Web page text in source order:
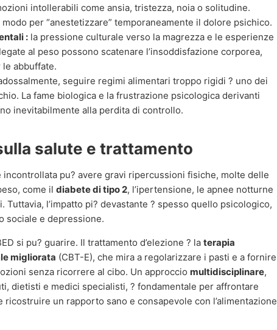
intollerabili come ansia, tristezza, noia o solitudine.
modo per “anestetizzare” temporaneamente il dolore psichico.
: la pressione culturale verso la magrezza e le esperienze
al peso possono scatenare l’insoddisfazione corporea,
le abbuffate.
seguire regimi alimentari troppo rigidi ? uno dei
La fame biologica e la frustrazione psicologica derivanti
inevitabilmente alla perdita di controllo.
salute e trattamento
incontrollata pu? avere gravi ripercussioni fisiche, molte delle
come il diabete di tipo 2, l’ipertensione, le apnee notturne
Tuttavia, l’impatto pi? devastante ? spesso quello psicologico,
sociale e depressione.
si pu? guarire. Il trattamento d’elezione ? la terapia
migliorata (CBT-E), che mira a regolarizzare i pasti e a fornire
senza ricorrere al cibo. Un approccio multidisciplinare,
dietisti e medici specialisti, ? fondamentale per affrontare
ricostruire un rapporto sano e consapevole con l’alimentazione